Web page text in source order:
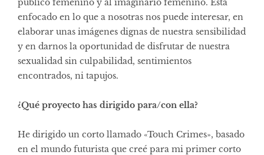
enfocado en lo que a nosotras nos puede interesar, en
elaborar unas imágenes dignas de nuestra sensibilidad
y en darnos la oportunidad de disfrutar de nuestra
sexualidad sin culpabilidad, sentimientos
encontrados, ni tapujos.
¿Qué proyecto has dirigido para/con ella?
He dirigido un corto llamado «Touch Crimes», basado
en el mundo futurista que creé para mi primer corto